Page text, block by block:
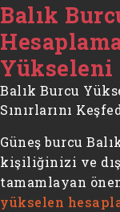
Balık
Yükseleni
Balık Burcu
Sınırlarını
Güneş burcu
kişiliğinizi ve
tamamlayan
yükselen